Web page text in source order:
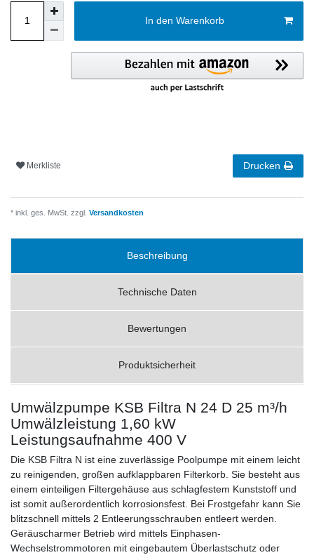
In den Warenkorb
Merkliste Drucken
* inkl. ges. MwSt. zzgl. Versandkosten
Beschreibung
Technische Daten
Bewertungen
Produktsicherheit
Umwälzpumpe KSB Filtra N 24 D 25 m³/h
Umwälzleistung 1,60 kW
Leistungsaufnahme 400 V
Die KSB Filtra N ist eine zuverlässige Poolpumpe mit einem leicht
zu reinigenden, großen aufklappbaren Filterkorb. Sie besteht aus
einem einteiligen Filtergehäuse aus schlagfestem Kunststoff und
ist somit außerordentlich korrosionsfest. Bei Frostgefahr kann Sie
blitzschnell mittels 2 Entleerungsschrauben entleert werden.
Geräuscharmer Betrieb wird mittels Einphasen-
Wechselstrommotoren mit eingebautem Überlastschutz oder